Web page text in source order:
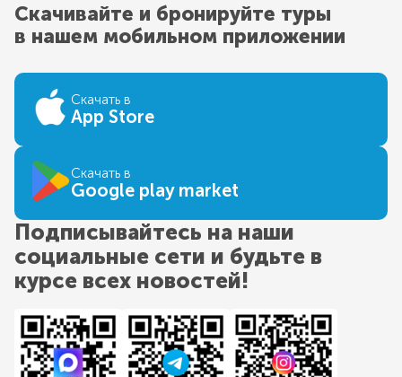
Скачивайте и бронируйте туры
в нашем мобильном приложении
Скачать в
App Store
Скачать в
Google play market
Подписывайтесь на наши
социальные сети и будьте в
курсе всех новостей!